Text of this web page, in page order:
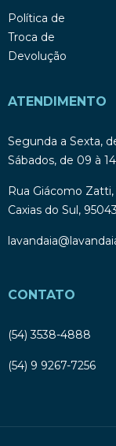
Política de
Troca de
Devolução
ATENDIMENTO
Segunda a Sexta,
Sábados, de 09 à
Rua Giácomo Zatti,
Caxias do Sul,
CONTATO
(54) 3538-4888
(54) 9 9267-7256